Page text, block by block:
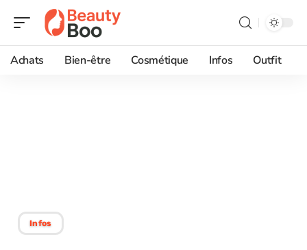
Achats Bien-être Cosmétique Infos Outfit
Infos